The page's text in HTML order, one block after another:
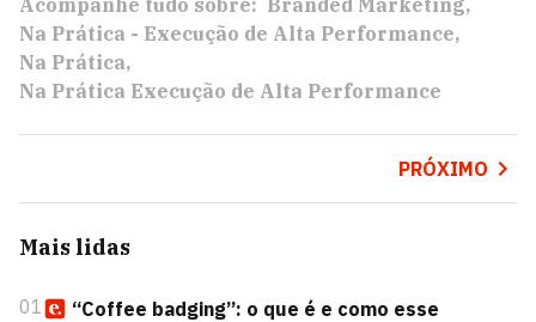
Acompanhe tudo sobre: Branded Marketing
Na Prática - Execução de Alta Performance
Na Prática
Na Prática Execução de Alta Performance
PRÓXIMO
Mais lidas
01
“Coffee badging”: o que é e como esse